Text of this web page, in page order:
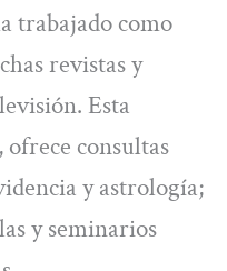
trabajado como
revistas y
Esta
consultas
y astrología;
y seminarios